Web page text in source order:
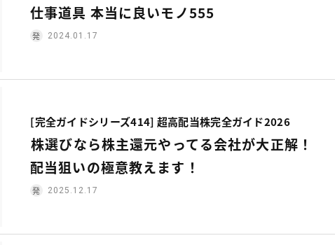
仕事道具 本当に良いモノ555
2024.01.17
[完全ガイドシリーズ414] 超高配当株完全ガイド2026
株選びなら株主還元やってる会社が大正解！
配当狙いの極意教えます！
2025.12.17